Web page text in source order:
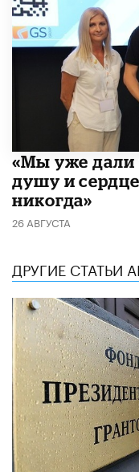
«Мы уже дали
душу и
никогда»
26 АВГУСТА
ДРУГИЕ СТАТЬИ